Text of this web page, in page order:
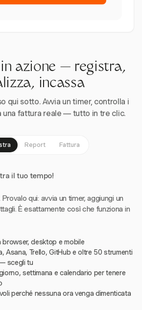
azione — registra,
incassa
qui sotto. Avvia un timer, controlla i
una fattura reale — tutto in tre clic.
Report Fattura
il tuo tempo!
qui: avvia un timer, aggiungi un
È esattamente così che funziona in
browser, desktop e mobile
Asana, Trello, GitHub e oltre 50 strumenti
scegli tu
settimana e calendario per tenere
perché nessuna ora venga dimenticata